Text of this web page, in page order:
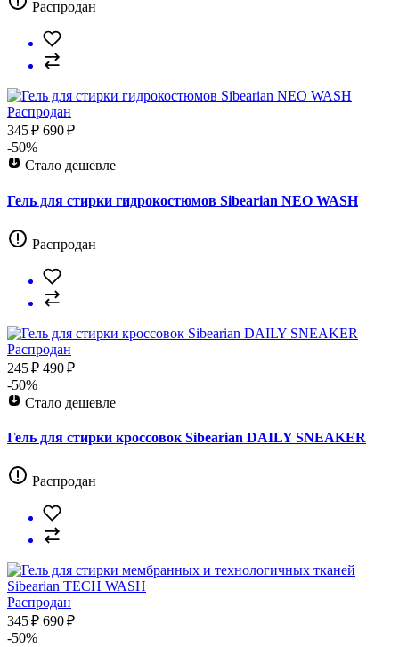
Распродан
Распродан
345 ₽ 690 ₽
-50%
Стало дешевле
Гель для стирки гидрокостюмов Sibearian NEO WASH
Распродан
Распродан
245 ₽ 490 ₽
-50%
Стало дешевле
Гель для стирки кроссовок Sibearian DAILY SNEAKER
Распродан
Распродан
345 ₽ 690 ₽
-50%